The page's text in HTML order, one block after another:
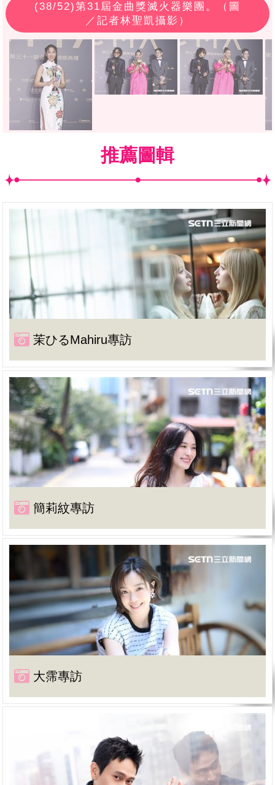
(38/52)第31屆金曲獎滅火器樂團。（圖
／記者林聖凱攝影）
推薦圖輯
茉ひるMahiru專訪
簡莉紋專訪
大霈專訪